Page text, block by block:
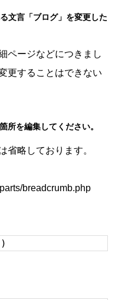
Webフォント
文言「ブログ」を変更した
ページなどにつきまし
更することはできない
所を編集してください。
省略しております。
breadcrumb.php
)